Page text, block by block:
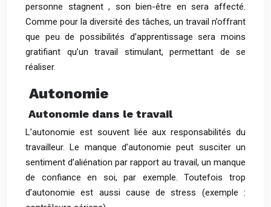
personne stagnent , son bien-être en sera affecté.
Comme pour la diversité des tâches, un travail n’offrant
que peu de possibilités d’apprentissage sera moins
gratifiant qu’un travail stimulant, permettant de se
réaliser.
Autonomie
Autonomie dans le travail
L’autonomie est souvent liée aux responsabilités du
travailleur. Le manque d’autonomie peut susciter un
sentiment d’aliénation par rapport au travail, un manque
de confiance en soi, par exemple. Toutefois trop
d’autonomie est aussi cause de stress (exemple :